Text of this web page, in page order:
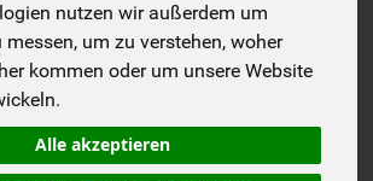
nutzen wir außerdem um
messen, um zu verstehen, woher
kommen oder um unsere Website
Alle akzeptieren